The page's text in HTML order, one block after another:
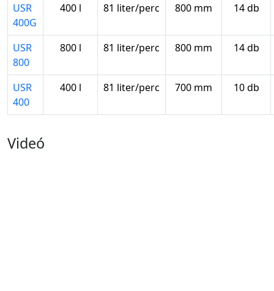
USR
400G
400 l 81 liter/perc 800 mm 14 db
USR
800
800 l 81 liter/perc 800 mm 14 db
USR
400
400 l 81 liter/perc 700 mm 10 db
Videó